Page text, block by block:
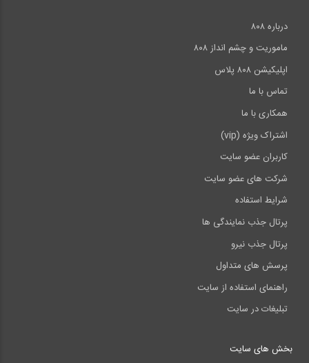
درباره ۸۰۸
ماموریت و چشم انداز ۸۰۸
اپلیکیشن ۸۰۸ پلاس
تماس با ما
همکاری با ما
اشتراک ویژه (vip)
کاربران عضو سایت
شرکت های عضو سایت
شرایط استفاده
پرتال جذب نمایندگی ها
پرتال جذب نیرو
پرسش های متداول
راهنمای استفاده از سایت
تبلیغات در سایت
بخش های سایت